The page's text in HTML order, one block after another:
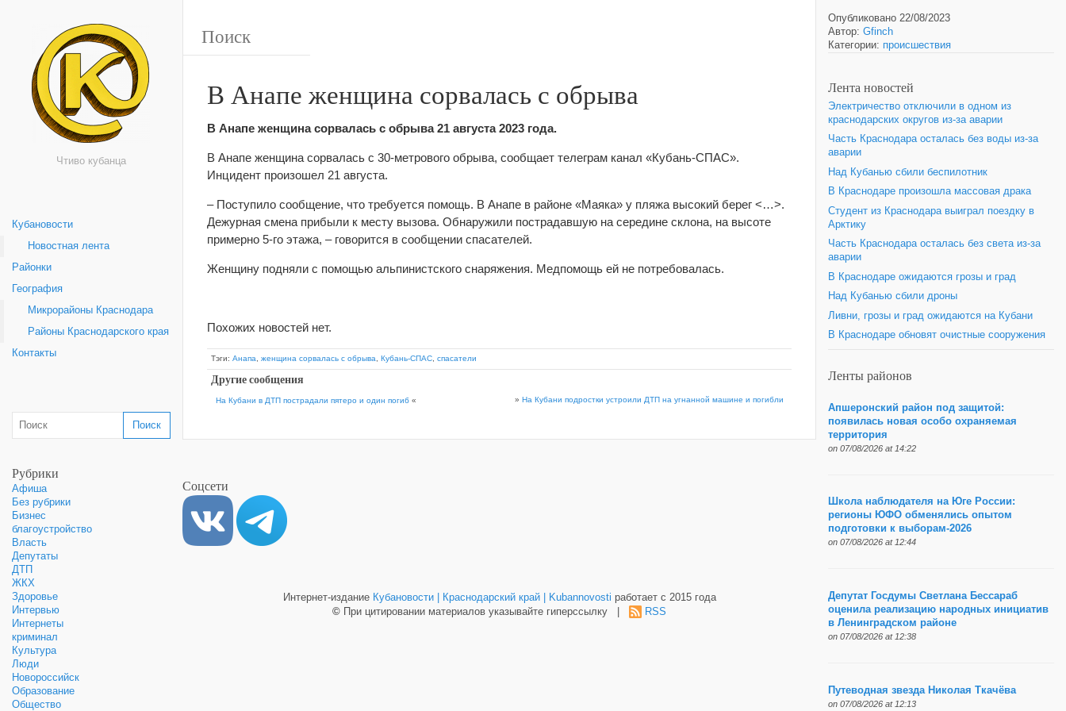
Чтиво кубанца
Кубановости
Новостная лента
Районки
География
Микрорайоны Краснодара
Районы Краснодарского края
Контакты
Рубрики
Афиша
Без рубрики
Бизнес
благоустройство
Власть
Депутаты
ДТП
ЖКХ
Здоровье
Интервью
Интернеты
криминал
Культура
Люди
Новороссийск
Образование
Общество
В Анапе женщина сорвалась с обрыва
В Анапе женщина сорвалась с обрыва 21 августа 2023 года.
В Анапе женщина сорвалась с 30-метрового обрыва, сообщает телеграм канал «Кубань-СПАС».
Инцидент произошел 21 августа.
– Поступило сообщение, что требуется помощь. В Анапе в районе «Маяка» у пляжа высокий берег <…>.
Дежурная смена прибыли к месту вызова. Обнаружили пострадавшую на середине склона, на высоте
примерно 5-го этажа, – говорится в сообщении спасателей.
Женщину подняли с помощью альпинистского снаряжения. Медпомощь ей не потребовалась.
Похожих новостей нет.
Тэги: Анапа женщина сорвалась с обрыва Кубань-СПАС спасатели
Другие сообщения
На Кубани в ДТП пострадали пятеро и один погиб « » На Кубани подростки устроили ДТП на угнанной машине и погибли
Опубликовано 22/08/2023
Автор: Gfinch
Категории: происшествия
Лента новостей
Электричество отключили в одном из
краснодарских округов из-за аварии
Часть Краснодара осталась без воды из-за
аварии
Над Кубанью сбили беспилотник
В Краснодаре произошла массовая драка
Студент из Краснодара выиграл поездку в
Арктику
Часть Краснодара осталась без света из-за
аварии
В Краснодаре ожидаются грозы и град
Над Кубанью сбили дроны
Ливни, грозы и град ожидаются на Кубани
В Краснодаре обновят очистные сооружения
Ленты районов
Апшеронский район под защитой:
появилась новая особо охраняемая
территория
on 07/08/2026 at 14:22
Школа наблюдателя на Юге России:
регионы ЮФО обменялись опытом
подготовки к выборам-2026
on 07/08/2026 at 12:44
Депутат Госдумы Светлана Бессараб
оценила реализацию народных инициатив
в Ленинградском районе
on 07/08/2026 at 12:38
Путеводная звезда Николая Ткачёва
on 07/08/2026 at 12:13
Соцсети
Интернет-издание Кубановости | Краснодарский край | Kubannovosti работает с 2015 года
© При цитировании материалов указывайте гиперссылку | RSS